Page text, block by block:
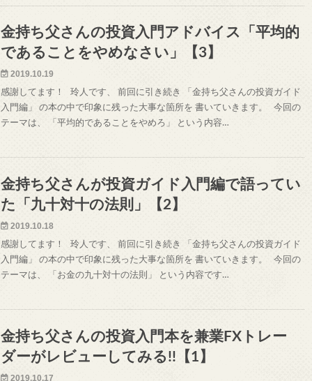
金持ち父さんの投資入門アドバイス「平均的
であることをやめなさい」【3】
2019.10.19
感謝してます！ 玲人です、 前回に引き続き 「金持ち父さんの投資ガイド
入門編」 の本の中で印象に残った大事な箇所を 書いていきます。 今回の
テーマは、 「平均的であることをやめろ」 という内容…
金持ち父さんが投資ガイド入門編で語ってい
た「九十対十の法則」【2】
2019.10.18
感謝してます！ 玲人です、 前回に引き続き 「金持ち父さんの投資ガイド
入門編」 の本の中で印象に残った大事な箇所を 書いていきます。 今回の
テーマは、 「お金の九十対十の法則」 という内容です…
金持ち父さんの投資入門本を兼業FXトレー
ダーがレビューしてみる!!【1】
2019.10.17